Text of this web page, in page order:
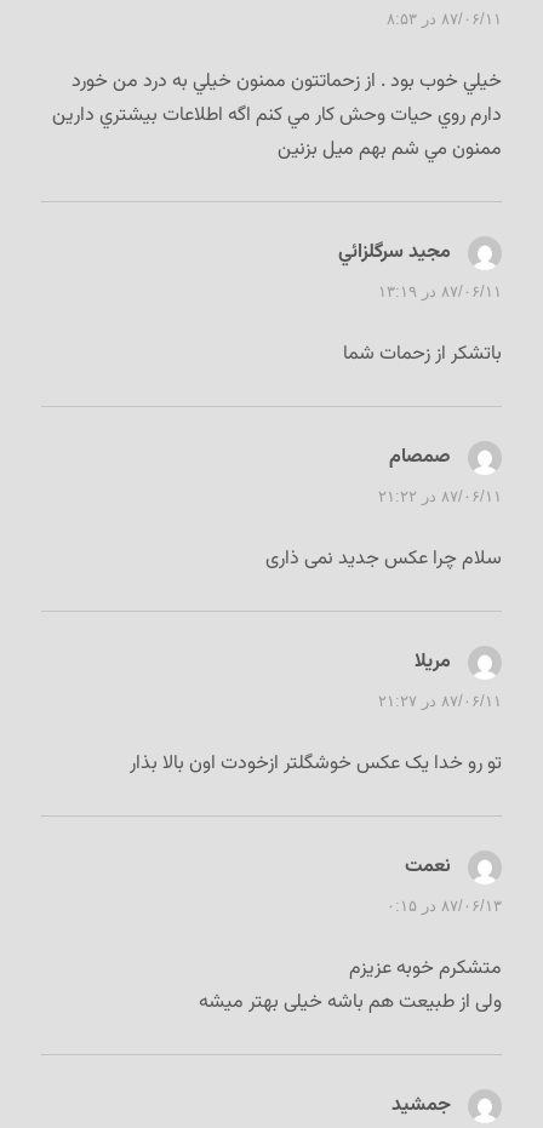
۸۷/۰۶/۱۱ در ۸:۵۳
خيلي خوب بود . از زحماتتون ممنون خيلي به درد من خورد
دارم روي حيات وحش كار مي كنم اگه اطلاعات بيشتري دارين
ممنون مي شم بهم ميل بزنين
مجيد سرگلزائي
۸۷/۰۶/۱۱ در ۱۳:۱۹
باتشكر از زحمات شما
صمصام
۸۷/۰۶/۱۱ در ۲۱:۲۲
سلام چرا عکس جدید نمی ذاری
مریلا
۸۷/۰۶/۱۱ در ۲۱:۲۷
تو رو خدا یک عکس خوشگلتر ازخودت اون بالا بذار
نعمت
۸۷/۰۶/۱۳ در ۰:۱۵
متشکرم خوبه عزیزم
ولی از طبیعت هم باشه خیلی بهتر میشه
جمشيد